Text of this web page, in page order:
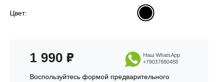
Цвет:
1 990 ₽
Воспользуйтесь формой предварительного
Наш WhatsApp
+79037880488